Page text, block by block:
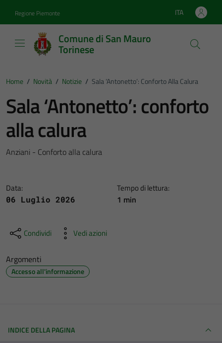
Regione Piemonte Lingua attiva:
ITA
Comune di San Mauro
Torinese
Home / Novità / Notizie / Sala ‘Antonetto’: Conforto Alla Calura
Sala ‘Antonetto’: conforto
alla calura
Anziani - Conforto alla calura
Data:
06 Luglio 2026
Tempo di lettura:
1 min
Condividi Vedi azioni
Argomenti
Accesso all'informazione
INDICE DELLA PAGINA